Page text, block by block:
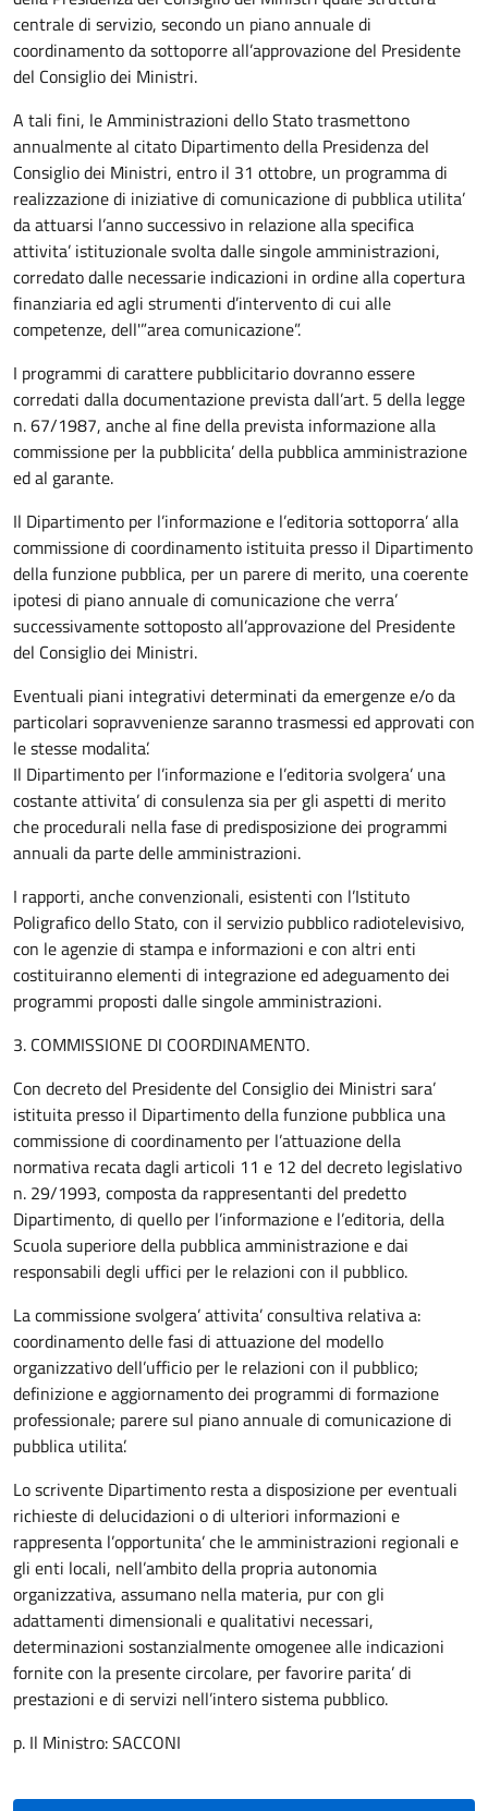
centrale di servizio, secondo un piano annuale di
coordinamento da sottoporre all’approvazione del Presidente
del Consiglio dei Ministri.
A tali fini, le Amministrazioni dello Stato trasmettono
annualmente al citato Dipartimento della Presidenza del
Consiglio dei Ministri, entro il 31 ottobre, un programma di
realizzazione di iniziative di comunicazione di pubblica utilita’
da attuarsi l’anno successivo in relazione alla specifica
attivita’ istituzionale svolta dalle singole amministrazioni,
corredato dalle necessarie indicazioni in ordine alla copertura
finanziaria ed agli strumenti d’intervento di cui alle
competenze, dell'”area comunicazione”.
I programmi di carattere pubblicitario dovranno essere
corredati dalla documentazione prevista dall’art. 5 della legge
n. 67/1987, anche al fine della prevista informazione alla
commissione per la pubblicita’ della pubblica amministrazione
ed al garante.
Il Dipartimento per l’informazione e l’editoria sottoporra’ alla
commissione di coordinamento istituita presso il Dipartimento
della funzione pubblica, per un parere di merito, una coerente
ipotesi di piano annuale di comunicazione che verra’
successivamente sottoposto all’approvazione del Presidente
del Consiglio dei Ministri.
Eventuali piani integrativi determinati da emergenze e/o da
particolari sopravvenienze saranno trasmessi ed approvati con
le stesse modalita’.
Il Dipartimento per l’informazione e l’editoria svolgera’ una
costante attivita’ di consulenza sia per gli aspetti di merito
che procedurali nella fase di predisposizione dei programmi
annuali da parte delle amministrazioni.
I rapporti, anche convenzionali, esistenti con l’Istituto
Poligrafico dello Stato, con il servizio pubblico radiotelevisivo,
con le agenzie di stampa e informazioni e con altri enti
costituiranno elementi di integrazione ed adeguamento dei
programmi proposti dalle singole amministrazioni.
3. COMMISSIONE DI COORDINAMENTO.
Con decreto del Presidente del Consiglio dei Ministri sara’
istituita presso il Dipartimento della funzione pubblica una
commissione di coordinamento per l’attuazione della
normativa recata dagli articoli 11 e 12 del decreto legislativo
n. 29/1993, composta da rappresentanti del predetto
Dipartimento, di quello per l’informazione e l’editoria, della
Scuola superiore della pubblica amministrazione e dai
responsabili degli uffici per le relazioni con il pubblico.
La commissione svolgera’ attivita’ consultiva relativa a:
coordinamento delle fasi di attuazione del modello
organizzativo dell’ufficio per le relazioni con il pubblico;
definizione e aggiornamento dei programmi di formazione
professionale; parere sul piano annuale di comunicazione di
pubblica utilita’.
Lo scrivente Dipartimento resta a disposizione per eventuali
richieste di delucidazioni o di ulteriori informazioni e
rappresenta l’opportunita’ che le amministrazioni regionali e
gli enti locali, nell’ambito della propria autonomia
organizzativa, assumano nella materia, pur con gli
adattamenti dimensionali e qualitativi necessari,
determinazioni sostanzialmente omogenee alle indicazioni
fornite con la presente circolare, per favorire parita’ di
prestazioni e di servizi nell’intero sistema pubblico.
p. Il Ministro:SACCONI